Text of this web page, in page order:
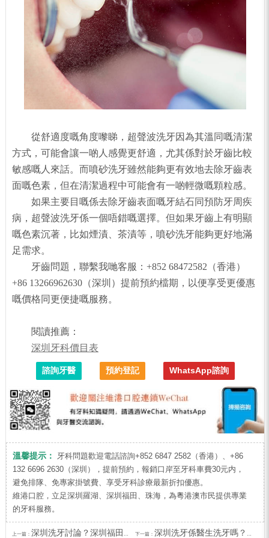
從舒適度嘅角度嚟睇，超聲波洗牙因為其溫同嘅清潔
方式，可能會讓一啲人感覺更舒適，尤其係對於牙齒比較
敏感嘅人來話。而噴砂洗牙雖然能夠更有效地去除牙齒表
面嘅色素，但在清潔過程中可能會有一啲輕微嘅顆粒感。
如果主要目嘅係去除牙齒表面嘅牙結石同預防牙周疾
病，超聲波洗牙係一個唔錯嘅選擇。但如果牙齒上有明顯
嘅色素沉著，比如煙漬、茶漬等，噴砂洗牙能夠更好地滿
足需求。
牙齒問題，聯繫我哋客服：+852 68472582（香港）
+86 13266962630（深圳）提前預約檔期，以便享受更優惠
嘅價格同更便捷嘅服務。
閱讀推薦：
深圳牙科價目表
諮詢牙醫 預約登記 WhatsApp諮詢
溫馨提示：
牙科問題歡迎電話諮詢+852 6847 2582（香港）、+86
132 6696 2630（深圳），提前預約，報銷口岸至牙科車費30元内，
避免排隊、免專家掛號費、享受牙科診療最新折扣優惠。
維港口腔，立足深圳羅湖、深圳福田、珠海，為粵港澳市民提供專業
的牙科服務。
上一篇： 深圳洗牙討論？深圳福田洗牙點揀至穩陣？ 下一篇： 深圳洗牙係醫生洗牙嗎？深圳邊間牙科由醫生洗牙？